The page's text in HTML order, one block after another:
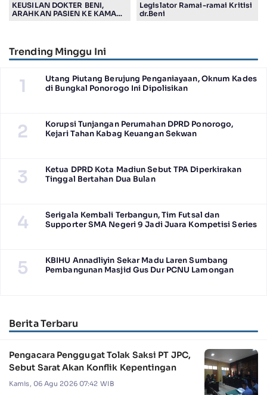
KEUSILAN DOKTER BENI,
ARAHKAN PASIEN KE KAMAR
Legislator Ramai-ramai Kritisi
dr.Beni
Trending Minggu Ini
1
Utang Piutang Berujung Penganiayaan, Oknum Kades
di Bungkal Ponorogo Ini Dipolisikan
2
Korupsi Tunjangan Perumahan DPRD Ponorogo,
Kejari Tahan Kabag Keuangan Sekwan
3
Ketua DPRD Kota Madiun Sebut TPA Diperkirakan
Tinggal Bertahan Dua Bulan
4
Serigala Kembali Terbangun, Tim Futsal dan
Supporter SMA Negeri 9 Jadi Juara Kompetisi Series
5
KBIHU Annadliyin Sekar Madu Laren Sumbang
Pembangunan Masjid Gus Dur PCNU Lamongan
Berita Terbaru
Pengacara Penggugat Tolak Saksi PT JPC,
Sebut Sarat Akan Konflik Kepentingan
Kamis, 06 Agu 2026 07:42 WIB